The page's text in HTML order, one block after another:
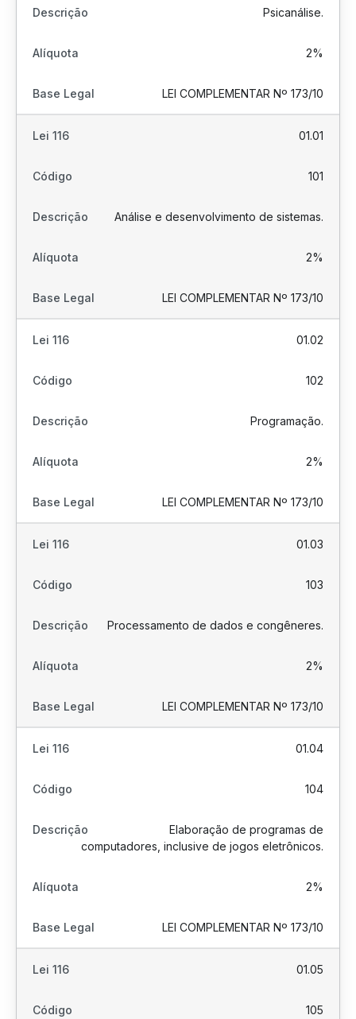
Psicanálise.
2%
LEI COMPLEMENTAR Nº 173/10
01.01
101
Análise e desenvolvimento de sistemas.
2%
LEI COMPLEMENTAR Nº 173/10
01.02
102
Programação.
2%
LEI COMPLEMENTAR Nº 173/10
01.03
103
Processamento de dados e congêneres.
2%
LEI COMPLEMENTAR Nº 173/10
01.04
104
Elaboração de programas de
computadores, inclusive de jogos eletrônicos.
2%
LEI COMPLEMENTAR Nº 173/10
01.05
105